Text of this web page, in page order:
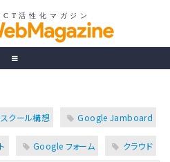
クール構想 Google Jamboard
Google フォーム クラウド